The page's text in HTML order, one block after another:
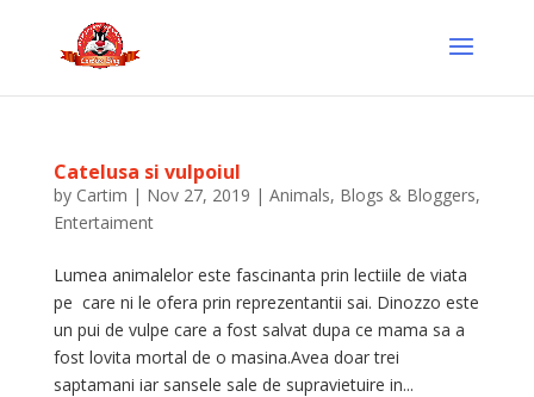
Catelusa si vulpoiul
by Cartim | Nov 27, 2019 | Animals, Blogs & Bloggers,
Entertaiment
Lumea animalelor este fascinanta prin lectiile de viata
pe care ni le ofera prin reprezentantii sai. Dinozzo este
un pui de vulpe care a fost salvat dupa ce mama sa a
fost lovita mortal de o masina.Avea doar trei
saptamani iar sansele sale de supravietuire in...